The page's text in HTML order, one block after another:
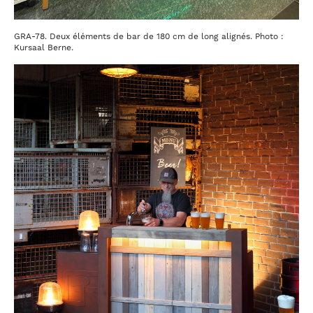
GRA-78. Deux éléments de bar de 180 cm de long alignés. Photo :
Kursaal Berne.